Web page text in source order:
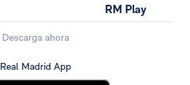
RM Play
Descarga ahora
Real Madrid App